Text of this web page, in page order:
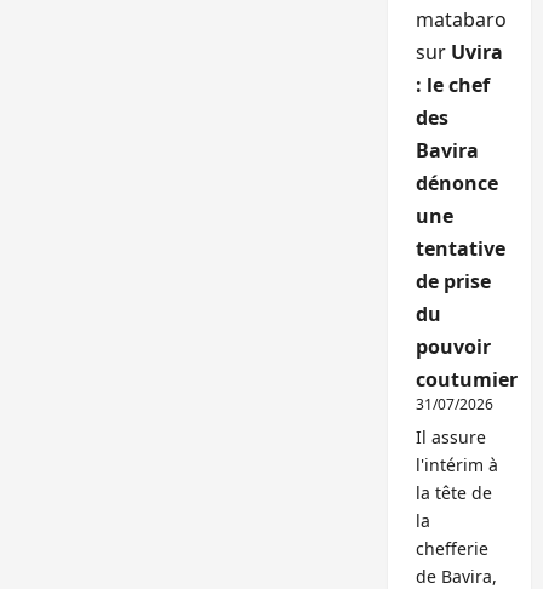
matabaro
sur Uvira
: le chef
des
Bavira
dénonce
une
tentative
de prise
du
pouvoir
coutumier
31/07/2026
Il assure
l'intérim à
la tête de
la
chefferie
de Bavira,